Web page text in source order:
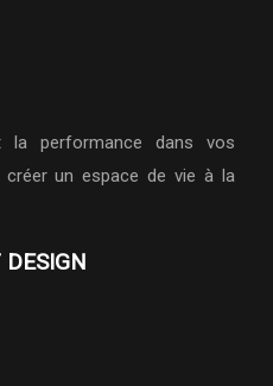
la performance dans vos
un espace de vie à la